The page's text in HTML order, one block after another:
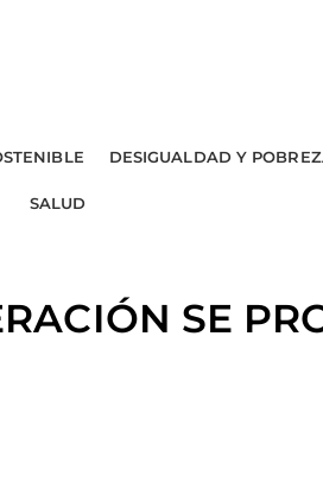
DESIGUALDAD Y
SALUD
SE